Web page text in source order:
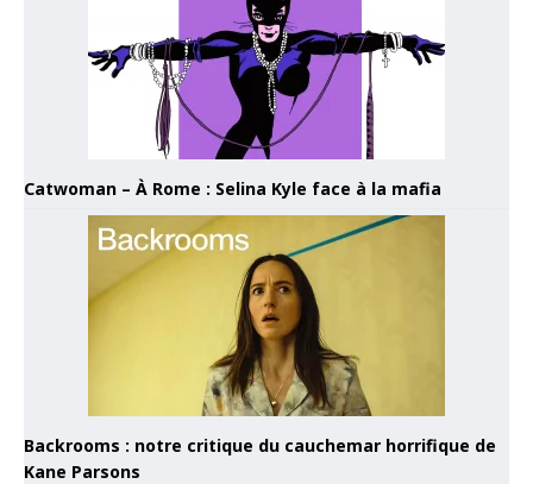
Catwoman – À Rome : Selina Kyle face à la mafia
Backrooms : notre critique du cauchemar horrifique de
Kane Parsons